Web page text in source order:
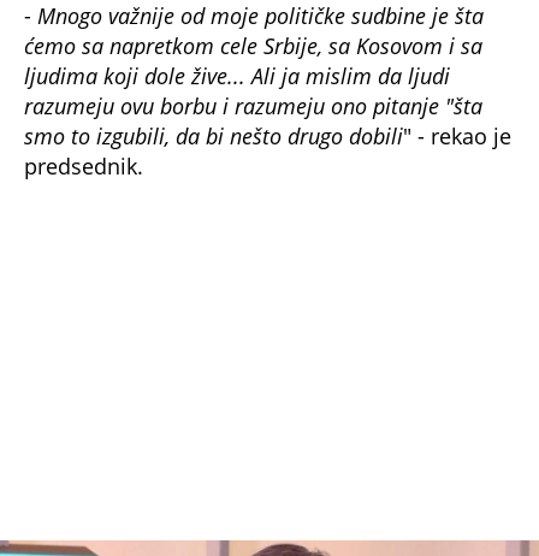
- Mnogo važnije od moje političke sudbine je šta
ćemo sa napretkom cele Srbije, sa Kosovom i sa
ljudima koji dole žive... Ali ja mislim da ljudi
razumeju ovu borbu i razumeju ono pitanje "šta
smo to izgubili, da bi nešto drugo dobili" - rekao je
predsednik.